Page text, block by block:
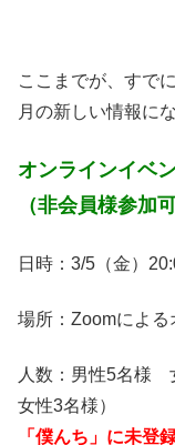
ここまでが、すで
月の新しい情報に
オンラインイベ
（非会員様参加可
日時：3/5（金）
場所：Zoomによ
人数：男性5名様
女性3名様）
「僕んち」に未登